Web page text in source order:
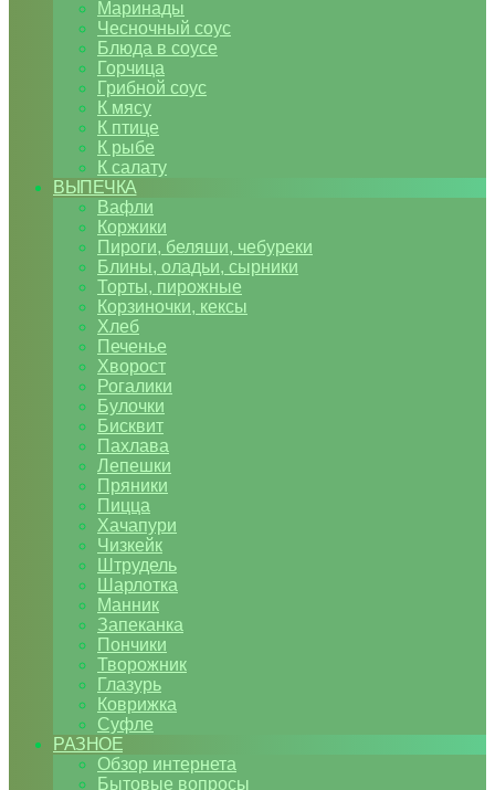
Маринады
Чесночный соус
Блюда в соусе
Горчица
Грибной соус
К мясу
К птице
К рыбе
К салату
ВЫПЕЧКА
Вафли
Коржики
Пироги, беляши, чебуреки
Блины, оладьи, сырники
Торты, пирожные
Корзиночки, кексы
Хлеб
Печенье
Хворост
Рогалики
Булочки
Бисквит
Пахлава
Лепешки
Пряники
Пицца
Хачапури
Чизкейк
Штрудель
Шарлотка
Манник
Запеканка
Пончики
Творожник
Глазурь
Коврижка
Суфле
РАЗНОЕ
Обзор интернета
Бытовые вопросы